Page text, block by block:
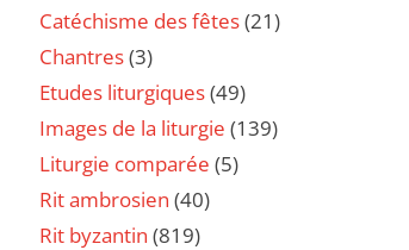
Catéchisme des fêtes(21)
Chantres(3)
Etudes liturgiques(49)
Images de la liturgie (139)
Liturgie comparée (5)
Rit ambrosien (40)
Rit byzantin (819)